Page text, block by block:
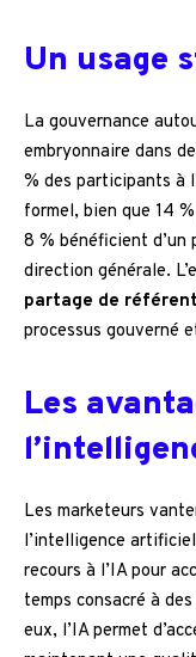
Un usage
La gouvernance
embryonnaire dans
% des participants à
formel, bien que 14
8 % bénéficient
direction générale.
partage de
processus gouverné
Les
Les marketeurs
l’intelligence
recours à l’IA pour
temps consacré à
eux, l’IA permet